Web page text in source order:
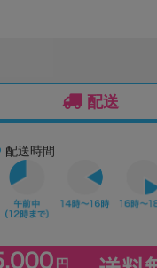
配送
配送時間